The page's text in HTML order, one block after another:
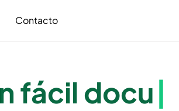
Contacto
tan fácil